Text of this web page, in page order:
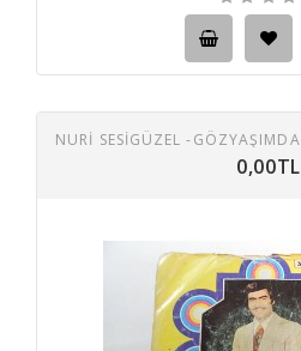
0,00TL